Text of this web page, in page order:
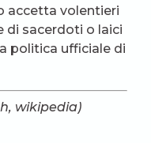
accetta volentieri
di sacerdoti o laici
politica ufficiale di
wikipedia)